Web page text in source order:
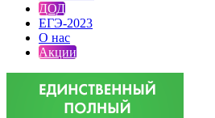
ДОД
ЕГЭ-2023
О нас
Акции